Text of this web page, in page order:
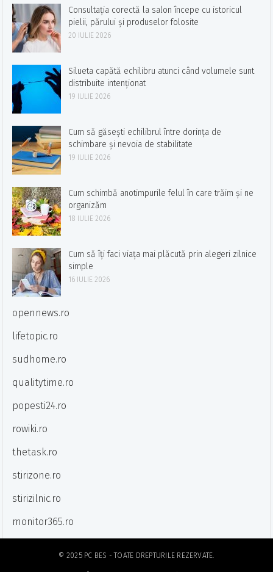
Consultația corectă la salon începe cu istoricul
pielii, părului și produselor folosite
20 IULIE 2026
Silueta capătă echilibru atunci când volumele sunt
distribuite intenționat
19 IULIE 2026
Cum să găsești echilibrul între dorința de
schimbare și nevoia de stabilitate
19 IULIE 2026
Cum schimbă anotimpurile felul în care trăim și ne
organizăm
18 IULIE 2026
Cum să îți faci viața mai plăcută prin alegeri zilnice
simple
16 IULIE 2026
opennews.ro
lifetopic.ro
sudhome.ro
qualitytime.ro
popesti24.ro
rowiki.ro
thetask.ro
stirizone.ro
stirizilnic.ro
monitor365.ro
© 2025 PC BES - TOATE DREPTURILE REZERVATE.